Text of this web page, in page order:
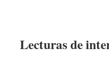
Lecturas de